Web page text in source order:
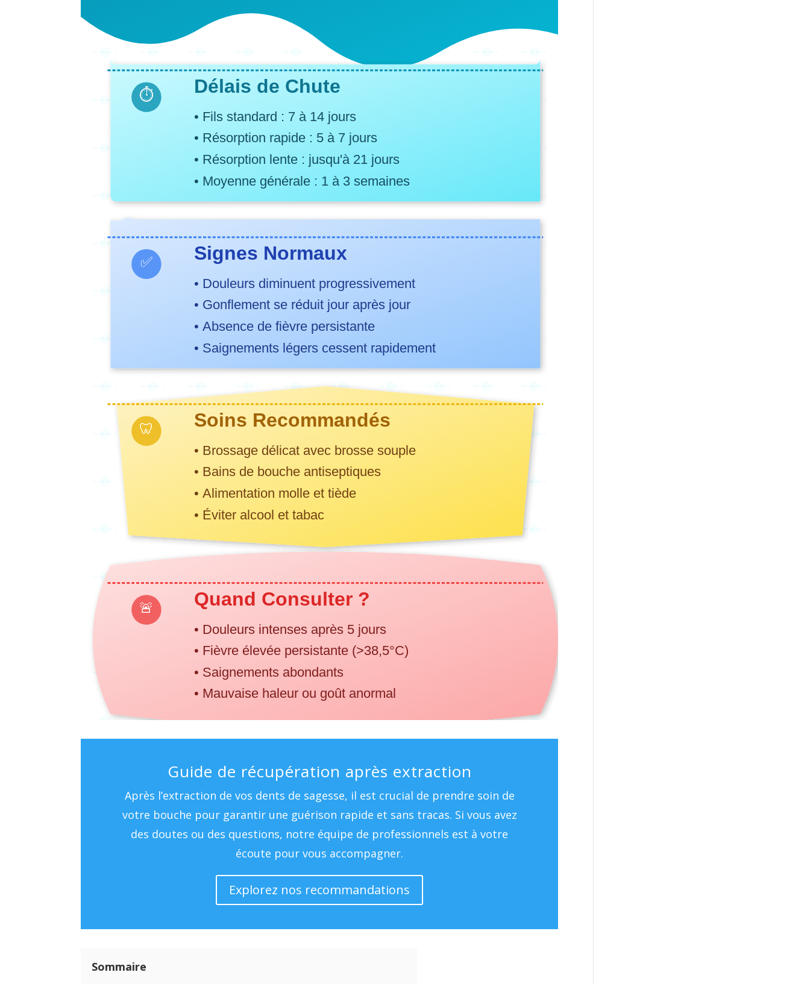
⏱️ Délais de Chute
• Fils standard : 7 à 14 jours
• Résorption rapide : 5 à 7 jours
• Résorption lente : jusqu'à 21 jours
• Moyenne générale : 1 à 3 semaines
✅ Signes Normaux
• Douleurs diminuent progressivement
• Gonflement se réduit jour après jour
• Absence de fièvre persistante
• Saignements légers cessent rapidement
🦷 Soins Recommandés
• Brossage délicat avec brosse souple
• Bains de bouche antiseptiques
• Alimentation molle et tiède
• Éviter alcool et tabac
🚨 Quand Consulter ?
• Douleurs intenses après 5 jours
• Fièvre élevée persistante (>38,5°C)
• Saignements abondants
• Mauvaise haleur ou goût anormal
Guide de récupération après extraction
Après l’extraction de vos dents de sagesse, il est crucial de prendre soin de
votre bouche pour garantir une guérison rapide et sans tracas. Si vous avez
des doutes ou des questions, notre équipe de professionnels est à votre
écoute pour vous accompagner.
Explorez nos recommandations
Sommaire